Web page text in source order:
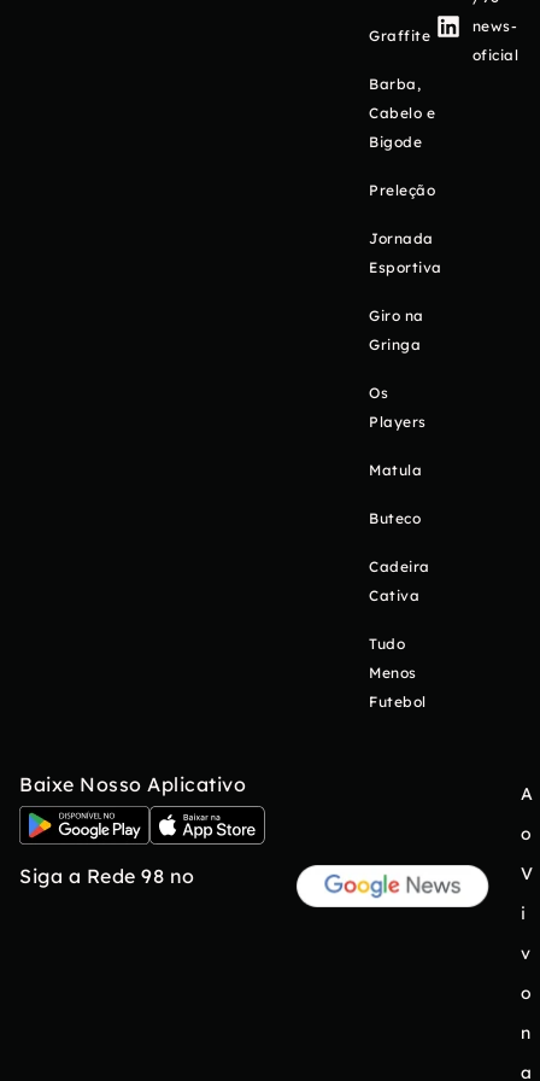
Graffite
Barba,
Cabelo e
Bigode
Preleção
Jornada
Esportiva
Giro na
Gringa
Os
Players
Matula
Buteco
Cadeira
Cativa
Tudo
Menos
Futebol
news-
oficial
Baixe Nosso Aplicativo
Siga a Rede 98 no
A
o
V
i
v
o
n
a